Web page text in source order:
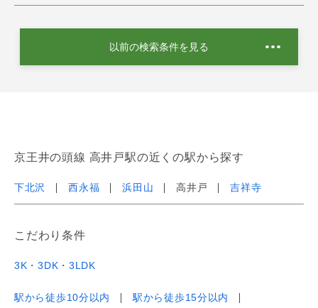
以前の検索条件を見る
京王井の頭線 高井戸駅の近くの駅から探す
下北沢 西永福 浜田山 高井戸 吉祥寺
こだわり条件
3K・3DK・3LDK
駅から徒歩10分以内
駅から徒歩15分以内